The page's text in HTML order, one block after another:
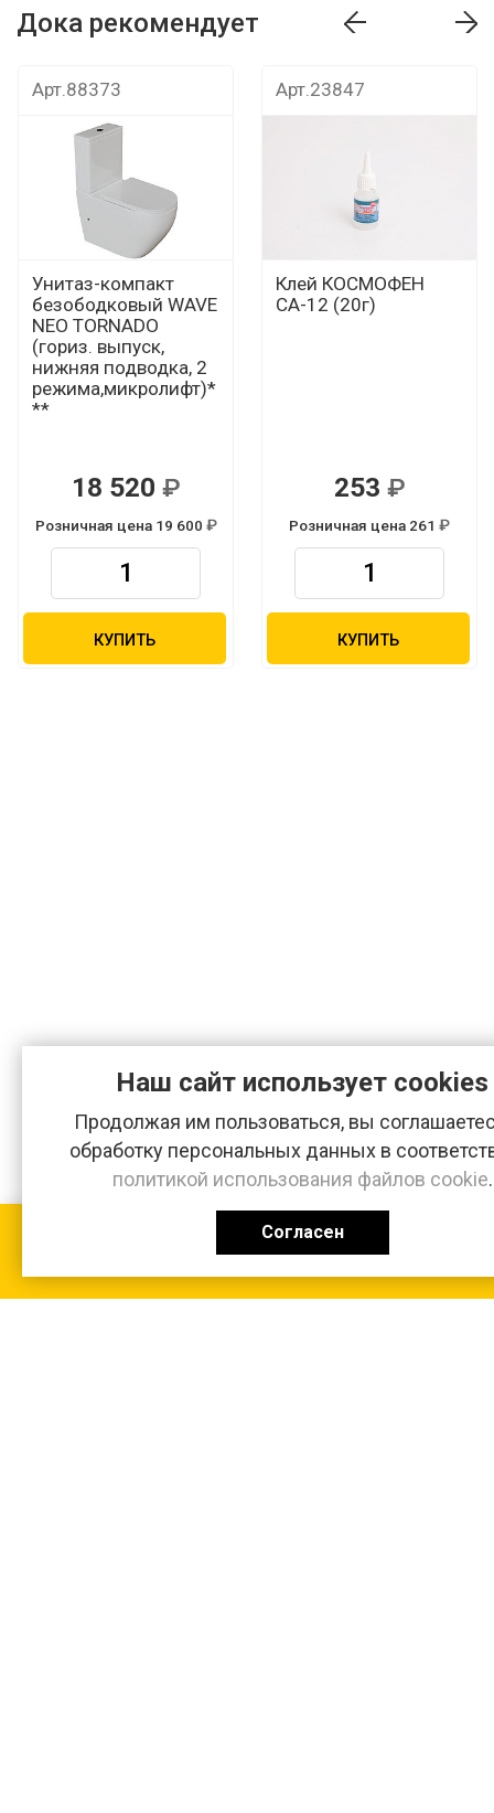
Дока рекомендует
Арт.88373
Унитаз-компакт
безободковый WAVE
NEO TORNADO
(гориз. выпуск,
нижняя подводка, 2
режима,микролифт)*
**
18 520
Розничная цена 19 600
КУПИТЬ
Арт.23847
Клей КОСМОФЕН
СА-12 (20г)
253
Розничная цена 261
КУПИТЬ
Р
Р Р
Дока рекомендует Дока
Наш сайт использует cookies
Продолжая им пользоваться, вы
обработку персональных данных в
политикой использования файлов cookie.
Согласен